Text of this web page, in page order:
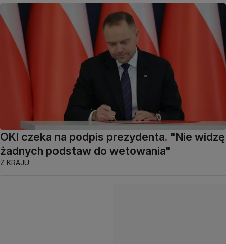
OKI czeka na podpis prezydenta. "Nie widzę
żadnych podstaw do wetowania"
Z KRAJU